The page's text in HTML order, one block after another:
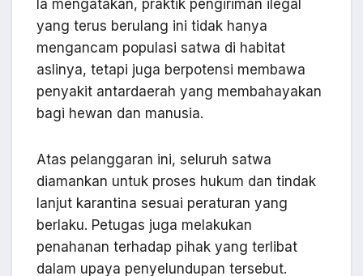
Ia mengatakan, praktik pengiriman ilegal
yang terus berulang ini tidak hanya
mengancam populasi satwa di habitat
aslinya, tetapi juga berpotensi membawa
penyakit antardaerah yang membahayakan
bagi hewan dan manusia.
Atas pelanggaran ini, seluruh satwa
diamankan untuk proses hukum dan tindak
lanjut karantina sesuai peraturan yang
berlaku. Petugas juga melakukan
penahanan terhadap pihak yang terlibat
dalam upaya penyelundupan tersebut.